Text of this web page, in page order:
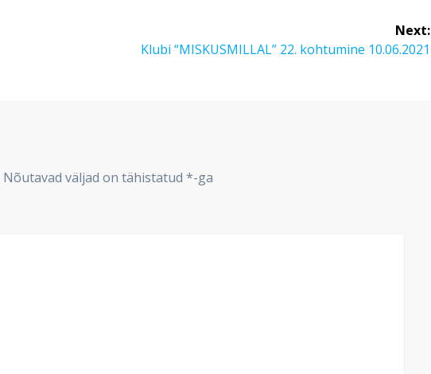
Next:
Next
Klubi “MISKUSMILLAL” 22. kohtumine 10.06.2021
Nõutavad väljad on tähistatud*-ga